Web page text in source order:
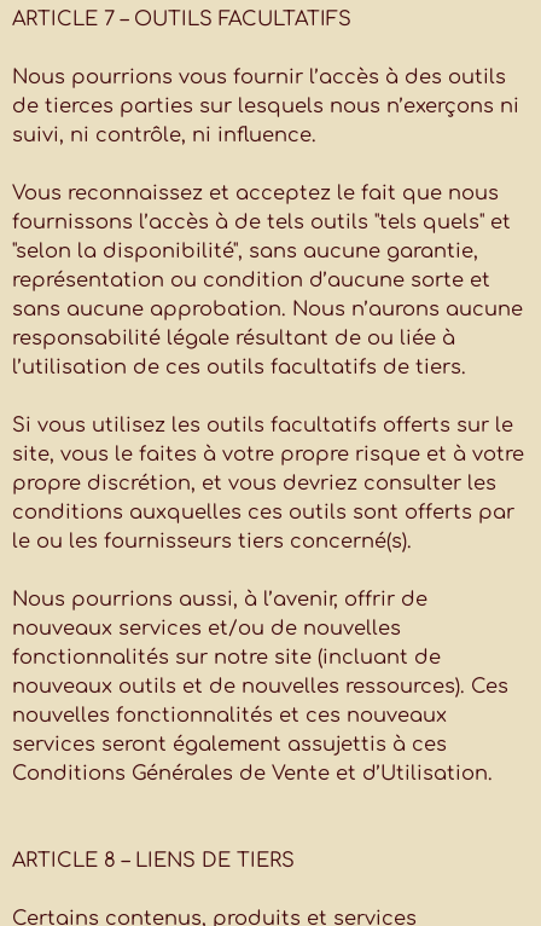
ARTICLE 7 – OUTILS FACULTATIFS
Nous pourrions vous fournir l’accès à des outils
de tierces parties sur lesquels nous n’exerçons ni
suivi, ni contrôle, ni influence.
Vous reconnaissez et acceptez le fait que nous
fournissons l’accès à de tels outils "tels quels" et
"selon la disponibilité", sans aucune garantie,
représentation ou condition d’aucune sorte et
sans aucune approbation. Nous n’aurons aucune
responsabilité légale résultant de ou liée à
l’utilisation de ces outils facultatifs de tiers.
Si vous utilisez les outils facultatifs offerts sur le
site, vous le faites à votre propre risque et à votre
propre discrétion, et vous devriez consulter les
conditions auxquelles ces outils sont offerts par
le ou les fournisseurs tiers concerné(s).
Nous pourrions aussi, à l’avenir, offrir de
nouveaux services et/ou de nouvelles
fonctionnalités sur notre site (incluant de
nouveaux outils et de nouvelles ressources). Ces
nouvelles fonctionnalités et ces nouveaux
services seront également assujettis à ces
Conditions Générales de Vente et d’Utilisation.
ARTICLE 8 – LIENS DE TIERS
Certains contenus, produits et services